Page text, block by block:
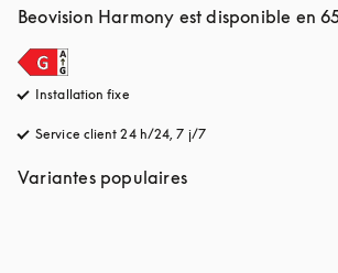
Beovision Harmony est disponible en
Installation fixe
Service client 24 h/24, 7 j/7s’ouvre dans un
Variantes populaires